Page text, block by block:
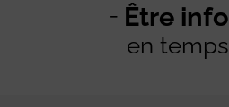
Être
en